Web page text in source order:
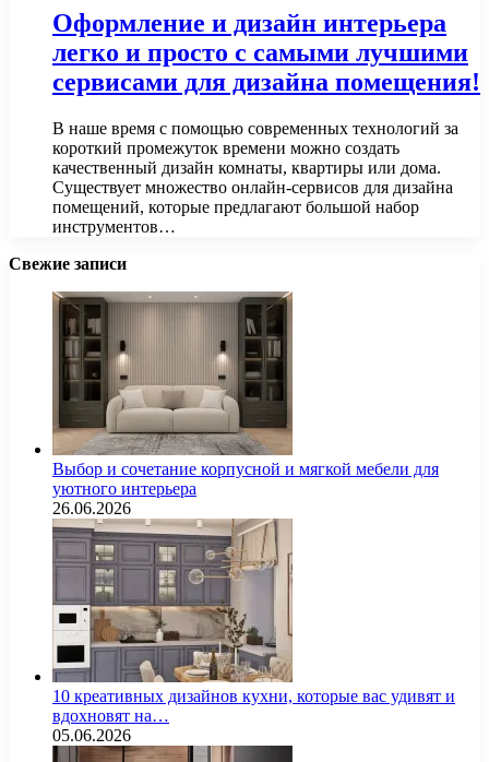
Оформление и дизайн интерьера
легко и просто с самыми лучшими
сервисами для дизайна помещения!
В наше время с помощью современных технологий за
короткий промежуток времени можно создать
качественный дизайн комнаты, квартиры или дома.
Существует множество онлайн-сервисов для дизайна
помещений, которые предлагают большой набор
инструментов…
Свежие записи
Выбор и сочетание корпусной и мягкой мебели для
уютного интерьера
26.06.2026
10 креативных дизайнов кухни, которые вас удивят и
вдохновят на…
05.06.2026